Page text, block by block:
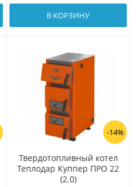
В КОРЗИНУ
-14%
Твердотопливный котел
Теплодар Куппер ПРО 22
(2.0)